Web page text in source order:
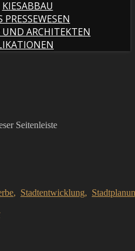
KIESABBAU
PRESSEWESEN
UND ARCHITEKTEN
Seitenleiste
, Stadtentwicklung,